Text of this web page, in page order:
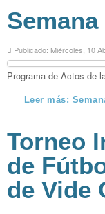
Publicado: Miércoles, 10
Programa de Actos de
Leer más:
Torneo
de
de Vide